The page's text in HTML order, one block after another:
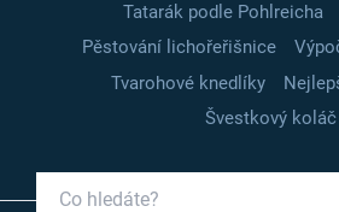
Tatarák podle Pohlreicha
Pěstování lichořeřišnice
Tvarohové knedlíky
Švestkový koláč